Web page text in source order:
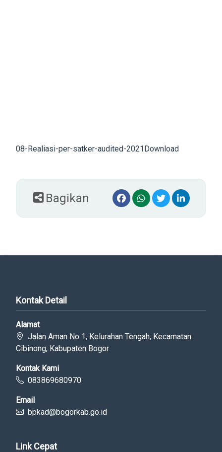
08-Realiasi-per-satker-audited-2021Download
Bagikan
Kontak Detail
Alamat
Jalan Aman No 1, Kelurahan Tengah, Kecamatan
Cibinong, Kabupaten Bogor
Kontak Kami
083869680970
Email
bpkad@bogorkab.go.id
Link Cepat